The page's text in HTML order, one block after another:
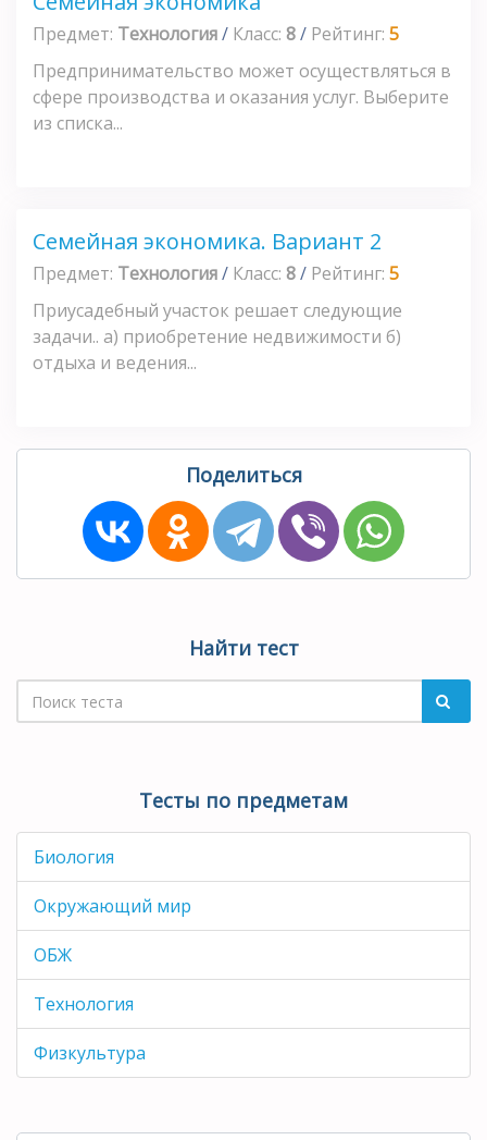
Предмет: Технология/ Класс: 8/ Рейтинг: 5
Предпринимательство может осуществляться в
сфере производства и оказания услуг. Выберите
из списка...
Семейная экономика. Вариант 2
Предмет: Технология/ Класс: 8/ Рейтинг: 5
Приусадебный участок решает следующие
задачи.. а) приобретение недвижимости б)
отдыха и ведения...
Поделиться
Найти тест
Тесты по предметам
Биология
Окружающий мир
ОБЖ
Технология
Физкультура